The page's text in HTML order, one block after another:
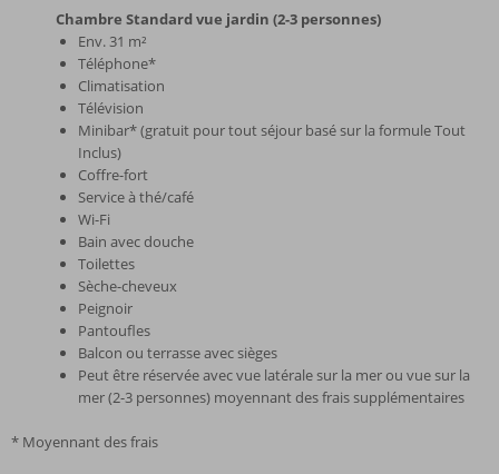
Chambre Standard vue jardin (2-3 personnes)
Env. 31 m²
Téléphone*
Climatisation
Télévision
Minibar* (gratuit pour tout séjour basé sur la formule Tout
Inclus)
Coffre-fort
Service à thé/café
Wi-Fi
Bain avec douche
Toilettes
Sèche-cheveux
Peignoir
Pantoufles
Balcon ou terrasse avec sièges
Peut être réservée avec vue latérale sur la mer ou vue sur la
mer (2-3 personnes) moyennant des frais supplémentaires
* Moyennant des frais